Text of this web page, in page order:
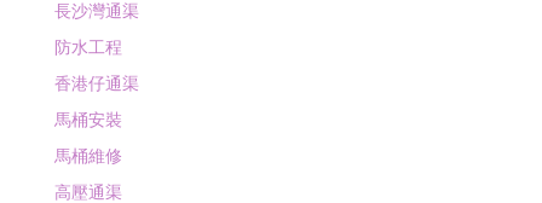
長沙灣通渠
防水工程
香港仔通渠
馬桶安裝
馬桶維修
高壓通渠